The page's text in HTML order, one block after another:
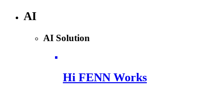
AI
AI Solution
Hi FENN Works